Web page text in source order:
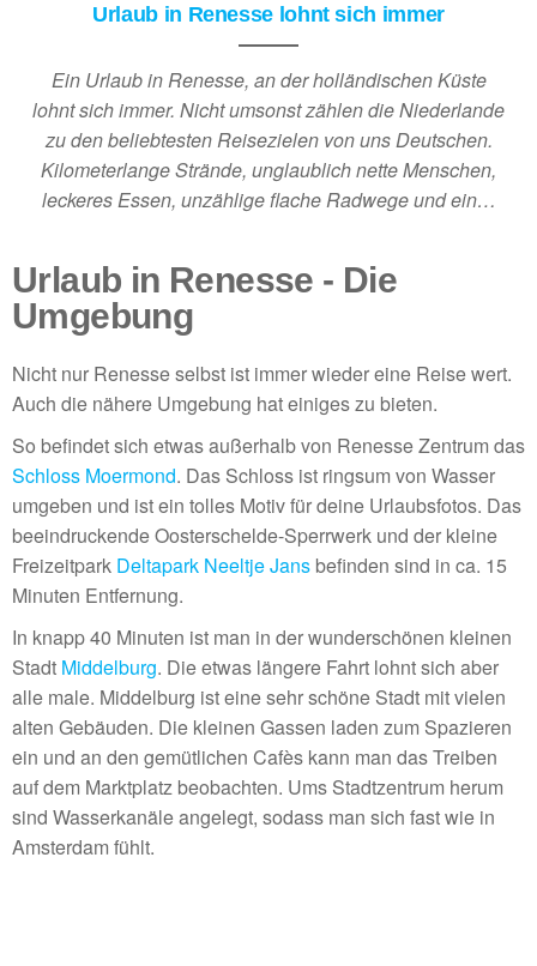
Urlaub in Renesse lohnt sich immer
Ein Urlaub in Renesse, an der holländischen Küste
lohnt sich immer. Nicht umsonst zählen die Niederlande
zu den beliebtesten Reisezielen von uns Deutschen.
Kilometerlange Strände, unglaublich nette Menschen,
leckeres Essen, unzählige flache Radwege und ein…
Urlaub in Renesse - Die
Umgebung
Nicht nur Renesse selbst ist immer wieder eine Reise wert.
Auch die nähere Umgebung hat einiges zu bieten.
So befindet sich etwas außerhalb von Renesse Zentrum das
Schloss Moermond. Das Schloss ist ringsum von Wasser
umgeben und ist ein tolles Motiv für deine Urlaubsfotos. Das
beeindruckende Oosterschelde-Sperrwerk und der kleine
Freizeitpark Deltapark Neeltje Jans befinden sind in ca. 15
Minuten Entfernung.
In knapp 40 Minuten ist man in der wunderschönen kleinen
Stadt Middelburg. Die etwas längere Fahrt lohnt sich aber
alle male. Middelburg ist eine sehr schöne Stadt mit vielen
alten Gebäuden. Die kleinen Gassen laden zum Spazieren
ein und an den gemütlichen Cafès kann man das Treiben
auf dem Marktplatz beobachten. Ums Stadtzentrum herum
sind Wasserkanäle angelegt, sodass man sich fast wie in
Amsterdam fühlt.